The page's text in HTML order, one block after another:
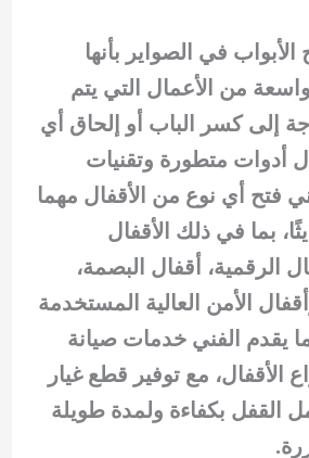
في الصواير بأنها
من الأعمال التي يتم
إلى كسر الباب أو إلحاق أي
أدوات متطورة وتقنيات
فتح أي نوع من الأقفال مهما
بما في ذلك الأقفال
الرقمية، أقفال البصمة،
الأمن العالية المستخدمة
يقدم الفني خدمات صيانة
الأقفال، مع توفير قطع غيار
القفل بكفاءة ولمدة طويلة